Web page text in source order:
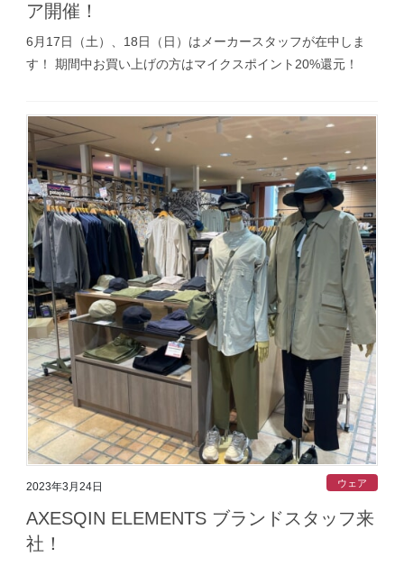
ア開催！
6月17日（土）、18日（日）はメーカースタッフが在中しま
す！ 期間中お買い上げの方はマイクスポイント20%還元！
2023年3月24日 ウェア
AXESQIN ELEMENTS ブランドスタッフ来
社！